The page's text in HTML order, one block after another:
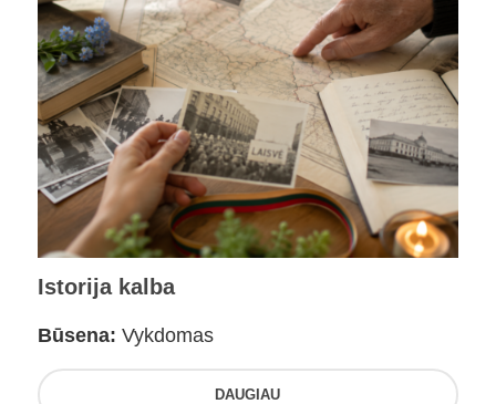
Istorija kalba
Būsena: Vykdomas
DAUGIAU